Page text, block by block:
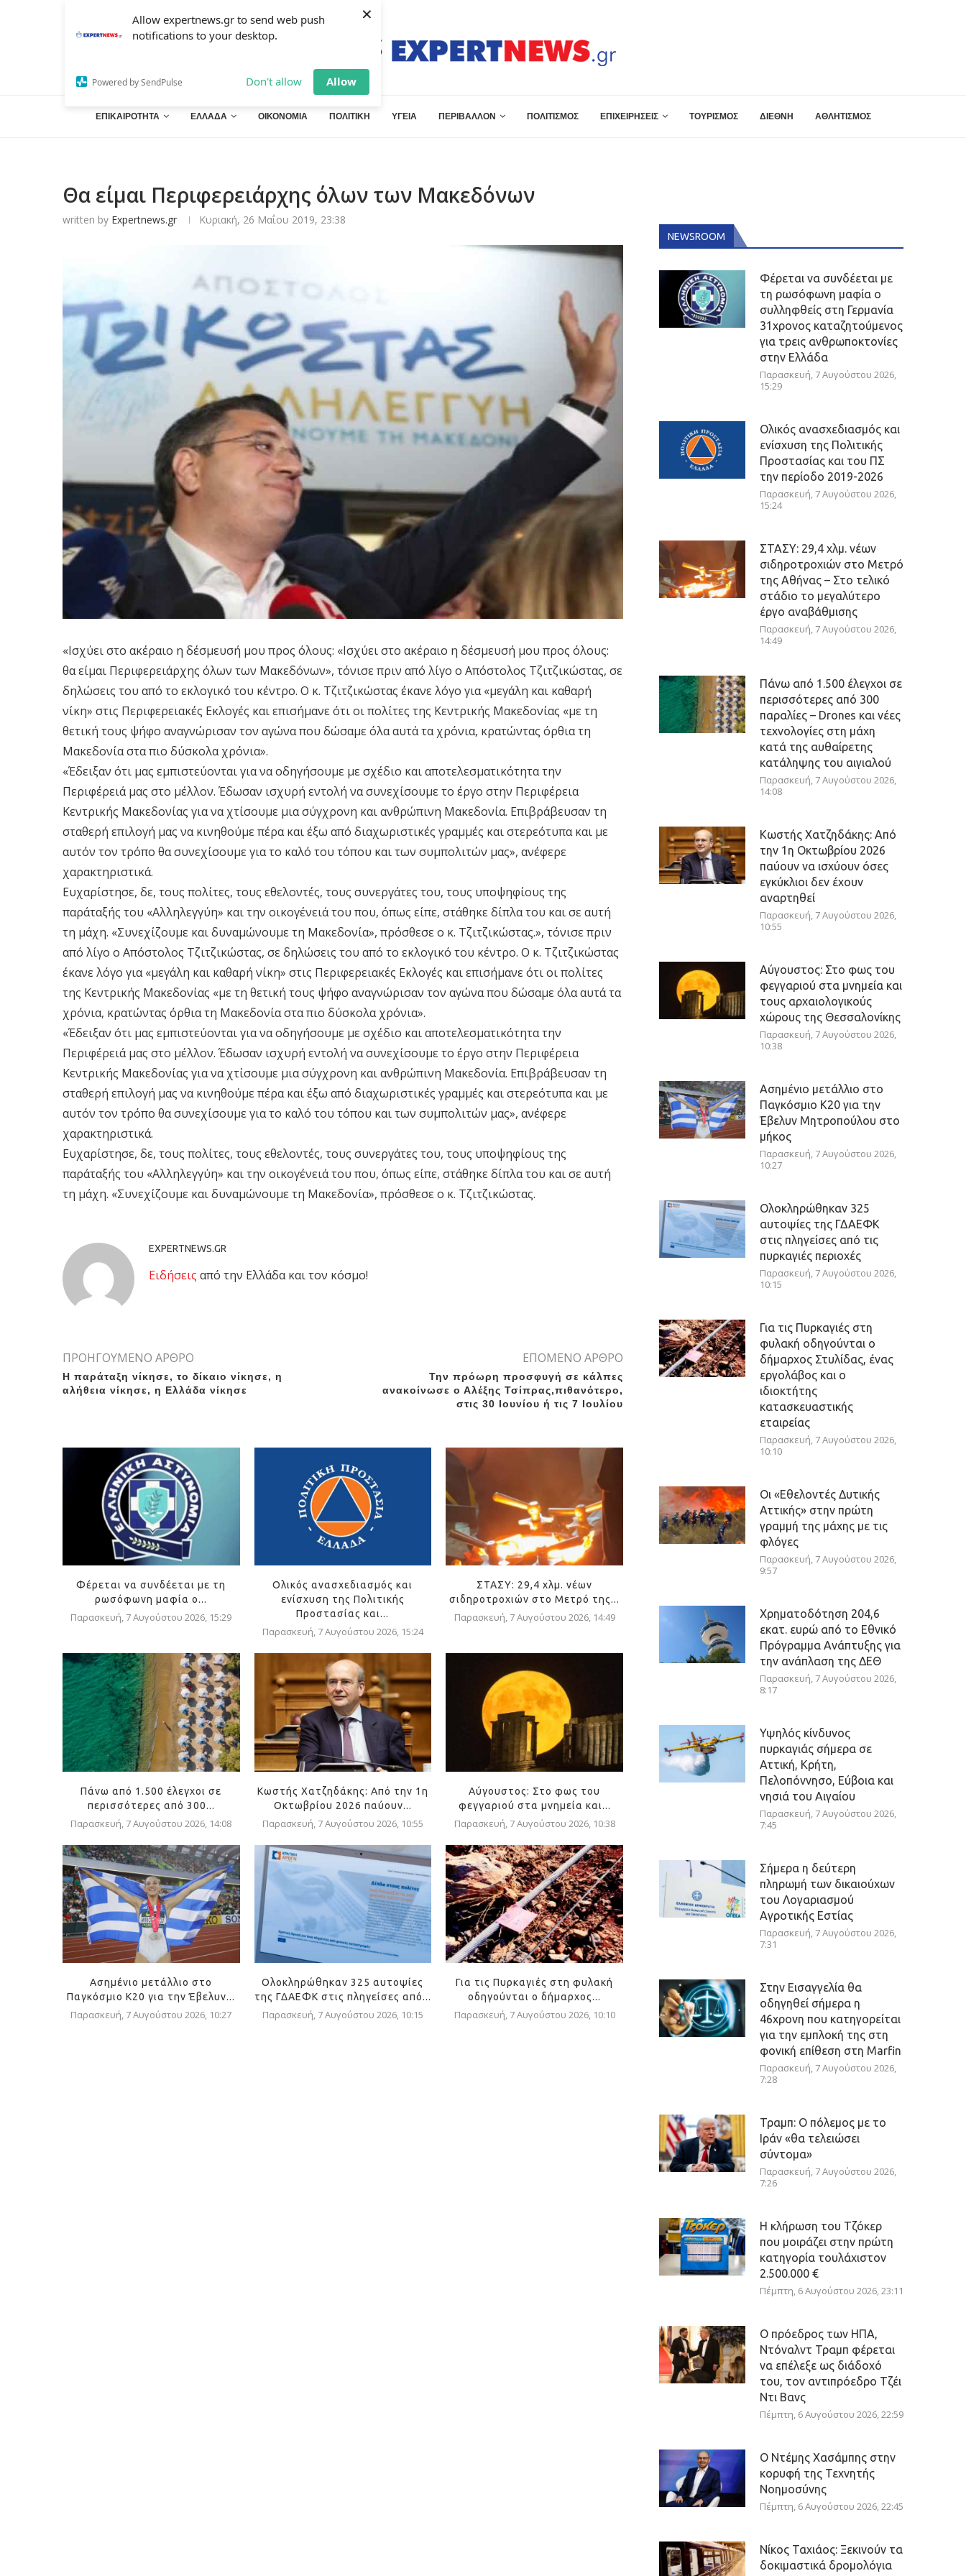
Allow expertnews.gr to send web push
notifications to your desktop.
Powered by SendPulse Don't allow Allow
×
ΕΠΙΚΑΙΡΟΤΗΤΑ ΕΛΛΑΔΑ ΟΙΚΟΝΟΜΙΑ ΠΟΛΙΤΙΚΗ ΥΓΕΙΑ ΠΕΡΙΒΑΛΛΟΝ ΠΟΛΙΤΙΣΜΟΣ ΕΠΙΧΕΙΡΗΣΕΙΣ ΤΟΥΡΙΣΜΟΣ ΔΙΕΘΝΗ ΑΘΛΗΤΙΣΜΟΣ
Θα είμαι Περιφερειάρχης όλων των Μακεδόνων
written by Expertnews.gr Κυριακή, 26 Μαΐου 2019, 23:38
«Ισχύει στο ακέραιο η δέσμευσή μου προς όλους: «Ισχύει στο ακέραιο η δέσμευσή μου προς όλους:
θα είμαι Περιφερειάρχης όλων των Μακεδόνων», τόνισε πριν από λίγο ο Απόστολος Τζιτζικώστας, σε
δηλώσεις του από το εκλογικό του κέντρο. Ο κ. Τζιτζικώστας έκανε λόγο για «μεγάλη και καθαρή
νίκη» στις Περιφερειακές Εκλογές και επισήμανε ότι οι πολίτες της Κεντρικής Μακεδονίας «με τη
θετική τους ψήφο αναγνώρισαν τον αγώνα που δώσαμε όλα αυτά τα χρόνια, κρατώντας όρθια τη
Μακεδονία στα πιο δύσκολα χρόνια».
«Έδειξαν ότι μας εμπιστεύονται για να οδηγήσουμε με σχέδιο και αποτελεσματικότητα την
Περιφέρειά μας στο μέλλον. Έδωσαν ισχυρή εντολή να συνεχίσουμε το έργο στην Περιφέρεια
Κεντρικής Μακεδονίας για να χτίσουμε μια σύγχρονη και ανθρώπινη Μακεδονία. Επιβράβευσαν τη
σταθερή επιλογή μας να κινηθούμε πέρα και έξω από διαχωριστικές γραμμές και στερεότυπα και με
αυτόν τον τρόπο θα συνεχίσουμε για το καλό του τόπου και των συμπολιτών μας», ανέφερε
χαρακτηριστικά.
Ευχαρίστησε, δε, τους πολίτες, τους εθελοντές, τους συνεργάτες του, τους υποψηφίους της
παράταξής του «Αλληλεγγύη» και την οικογένειά του που, όπως είπε, στάθηκε δίπλα του και σε αυτή
τη μάχη. «Συνεχίζουμε και δυναμώνουμε τη Μακεδονία», πρόσθεσε ο κ. Τζιτζικώστας.», τόνισε πριν
από λίγο ο Απόστολος Τζιτζικώστας, σε δηλώσεις του από το εκλογικό του κέντρο. Ο κ. Τζιτζικώστας
έκανε λόγο για «μεγάλη και καθαρή νίκη» στις Περιφερειακές Εκλογές και επισήμανε ότι οι πολίτες
της Κεντρικής Μακεδονίας «με τη θετική τους ψήφο αναγνώρισαν τον αγώνα που δώσαμε όλα αυτά τα
χρόνια, κρατώντας όρθια τη Μακεδονία στα πιο δύσκολα χρόνια».
«Έδειξαν ότι μας εμπιστεύονται για να οδηγήσουμε με σχέδιο και αποτελεσματικότητα την
Περιφέρειά μας στο μέλλον. Έδωσαν ισχυρή εντολή να συνεχίσουμε το έργο στην Περιφέρεια
Κεντρικής Μακεδονίας για να χτίσουμε μια σύγχρονη και ανθρώπινη Μακεδονία. Επιβράβευσαν τη
σταθερή επιλογή μας να κινηθούμε πέρα και έξω από διαχωριστικές γραμμές και στερεότυπα και με
αυτόν τον τρόπο θα συνεχίσουμε για το καλό του τόπου και των συμπολιτών μας», ανέφερε
χαρακτηριστικά.
Ευχαρίστησε, δε, τους πολίτες, τους εθελοντές, τους συνεργάτες του, τους υποψηφίους της
παράταξής του «Αλληλεγγύη» και την οικογένειά του που, όπως είπε, στάθηκε δίπλα του και σε αυτή
τη μάχη. «Συνεχίζουμε και δυναμώνουμε τη Μακεδονία», πρόσθεσε ο κ. Τζιτζικώστας.
EXPERTNEWS.GR
Eιδήσεις από την Ελλάδα και τον κόσμο!
ΠΡΟΗΓΟΥΜΕΝΟ ΑΡΘΡΟ
Η παράταξη νίκησε, το δίκαιο νίκησε, η
αλήθεια νίκησε, η Ελλάδα νίκησε
ΕΠΟΜΕΝΟ ΑΡΘΡΟ
Την πρόωρη προσφυγή σε κάλπες
ανακοίνωσε ο Αλέξης Τσίπρας,πιθανότερο,
στις 30 Ιουνίου ή τις 7 Ιουλίου
Φέρεται να συνδέεται με τη
ρωσόφωνη μαφία ο...
Παρασκευή, 7 Αυγούστου 2026, 15:29
Ολικός ανασχεδιασμός και
ενίσχυση της Πολιτικής
Προστασίας και...
Παρασκευή, 7 Αυγούστου 2026, 15:24
ΣΤΑΣΥ: 29,4 χλμ. νέων
σιδηροτροχιών στο Μετρό της...
Παρασκευή, 7 Αυγούστου 2026, 14:49
Πάνω από 1.500 έλεγχοι σε
περισσότερες από 300...
Παρασκευή, 7 Αυγούστου 2026, 14:08
Κωστής Χατζηδάκης: Από την 1η
Οκτωβρίου 2026 παύουν...
Παρασκευή, 7 Αυγούστου 2026, 10:55
Αύγουστος: Στο φως του
φεγγαριού στα μνημεία και...
Παρασκευή, 7 Αυγούστου 2026, 10:38
Ασημένιο μετάλλιο στο
Παγκόσμιο Κ20 για την Έβελυν...
Παρασκευή, 7 Αυγούστου 2026, 10:27
Ολοκληρώθηκαν 325 αυτοψίες
της ΓΔΑΕΦΚ στις πληγείσες από...
Παρασκευή, 7 Αυγούστου 2026, 10:15
Για τις Πυρκαγιές στη φυλακή
οδηγούνται ο δήμαρχος...
Παρασκευή, 7 Αυγούστου 2026, 10:10
NEWSROOM
Φέρεται να συνδέεται με
τη ρωσόφωνη μαφία ο
συλληφθείς στη Γερμανία
31χρονος καταζητούμενος
για τρεις ανθρωποκτονίες
στην Ελλάδα
Παρασκευή, 7 Αυγούστου 2026,
15:29
Ολικός ανασχεδιασμός και
ενίσχυση της Πολιτικής
Προστασίας και του ΠΣ
την περίοδο 2019-2026
Παρασκευή, 7 Αυγούστου 2026,
15:24
ΣΤΑΣΥ: 29,4 χλμ. νέων
σιδηροτροχιών στο Μετρό
της Αθήνας – Στο τελικό
στάδιο το μεγαλύτερο
έργο αναβάθμισης
Παρασκευή, 7 Αυγούστου 2026,
14:49
Πάνω από 1.500 έλεγχοι σε
περισσότερες από 300
παραλίες – Drones και νέες
τεχνολογίες στη μάχη
κατά της αυθαίρετης
κατάληψης του αιγιαλού
Παρασκευή, 7 Αυγούστου 2026,
14:08
Κωστής Χατζηδάκης: Από
την 1η Οκτωβρίου 2026
παύουν να ισχύουν όσες
εγκύκλιοι δεν έχουν
αναρτηθεί
Παρασκευή, 7 Αυγούστου 2026,
10:55
Αύγουστος: Στο φως του
φεγγαριού στα μνημεία και
τους αρχαιολογικούς
χώρους της Θεσσαλονίκης
Παρασκευή, 7 Αυγούστου 2026,
10:38
Ασημένιο μετάλλιο στο
Παγκόσμιο Κ20 για την
Έβελυν Μητροπούλου στο
μήκος
Παρασκευή, 7 Αυγούστου 2026,
10:27
Ολοκληρώθηκαν 325
αυτοψίες της ΓΔΑΕΦΚ
στις πληγείσες από τις
πυρκαγιές περιοχές
Παρασκευή, 7 Αυγούστου 2026,
10:15
Για τις Πυρκαγιές στη
φυλακή οδηγούνται ο
δήμαρχος Στυλίδας, ένας
εργολάβος και ο
ιδιοκτήτης
κατασκευαστικής
εταιρείας
Παρασκευή, 7 Αυγούστου 2026,
10:10
Οι «Εθελοντές Δυτικής
Αττικής» στην πρώτη
γραμμή της μάχης με τις
φλόγες
Παρασκευή, 7 Αυγούστου 2026,
9:57
Χρηματοδότηση 204,6
εκατ. ευρώ από το Εθνικό
Πρόγραμμα Ανάπτυξης για
την ανάπλαση της ΔΕΘ
Παρασκευή, 7 Αυγούστου 2026,
8:17
Υψηλός κίνδυνος
πυρκαγιάς σήμερα σε
Αττική, Κρήτη,
Πελοπόννησο, Εύβοια και
νησιά του Αιγαίου
Παρασκευή, 7 Αυγούστου 2026,
7:45
Σήμερα η δεύτερη
πληρωμή των δικαιούχων
του Λογαριασμού
Αγροτικής Εστίας
Παρασκευή, 7 Αυγούστου 2026,
7:31
Στην Εισαγγελία θα
οδηγηθεί σήμερα η
46χρονη που κατηγορείται
για την εμπλοκή της στη
φονική επίθεση στη Marfin
Παρασκευή, 7 Αυγούστου 2026,
7:28
Τραμπ: Ο πόλεμος με το
Ιράν «θα τελειώσει
σύντομα»
Παρασκευή, 7 Αυγούστου 2026,
7:26
Η κλήρωση του Τζόκερ
που μοιράζει στην πρώτη
κατηγορία τουλάχιστον
2.500.000 €
Πέμπτη, 6 Αυγούστου 2026, 23:11
Ο πρόεδρος των ΗΠΑ,
Ντόναλντ Τραμπ φέρεται
να επέλεξε ως διάδοχό
του, τον αντιπρόεδρο Τζέι
Ντι Βανς
Πέμπτη, 6 Αυγούστου 2026, 22:59
Ο Ντέμης Χασάμπης στην
κορυφή της Τεχνητής
Νοημοσύνης
Πέμπτη, 6 Αυγούστου 2026, 22:45
Νίκος Ταχιάος: Ξεκινούν τα
δοκιμαστικά δρομολόγια